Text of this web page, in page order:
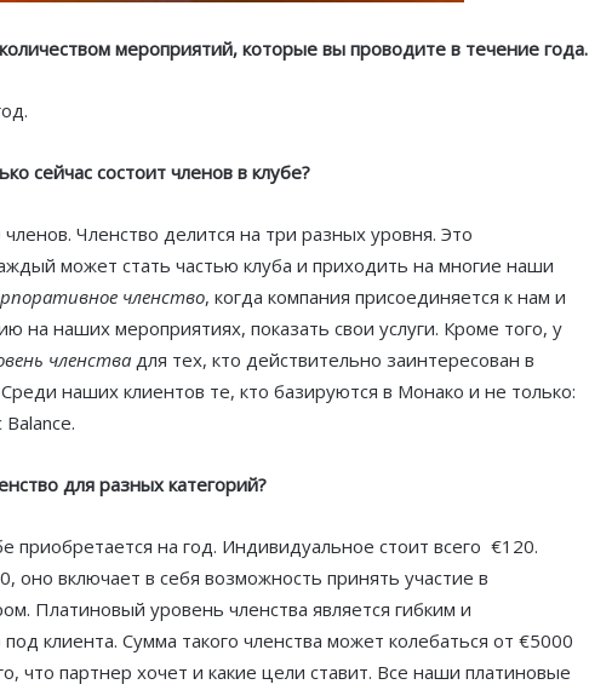
мероприятий, которые вы проводите в течение года.
сейчас состоит членов в клубе?
Членство делится на три разных уровня. Это
может стать частью клуба и приходить на многие наши
членство, когда компания присоединяется к нам и
на наших мероприятиях, показать свои услуги. Кроме того, у
членства для тех, кто действительно заинтересован в
наших клиентов те, кто базируются в Монако и не только:
для разных категорий?
приобретается на год. Индивидуальное стоит всего €120.
оно включает в себя возможность принять участие в
Платиновый уровень членства является гибким и
клиента. Сумма такого членства может колебаться от €5000
что партнер хочет и какие цели ставит. Все наши платиновые